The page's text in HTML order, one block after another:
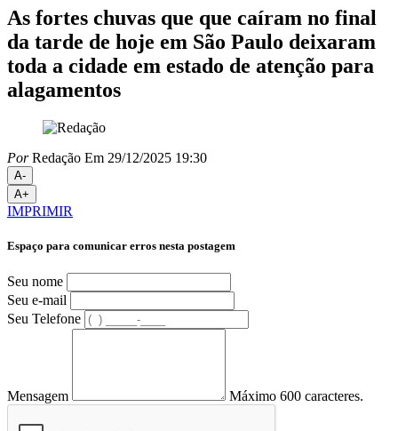
As fortes chuvas que que caíram no final
da tarde de hoje em São Paulo deixaram
toda a cidade em estado de atenção para
alagamentos
PorRedação Em 29/12/2025 19:30
A-
A+
IMPRIMIR
Espaço para comunicar erros nesta postagem
Seu nome
Seu e-mail
Seu Telefone
Mensagem Máximo 600 caracteres.